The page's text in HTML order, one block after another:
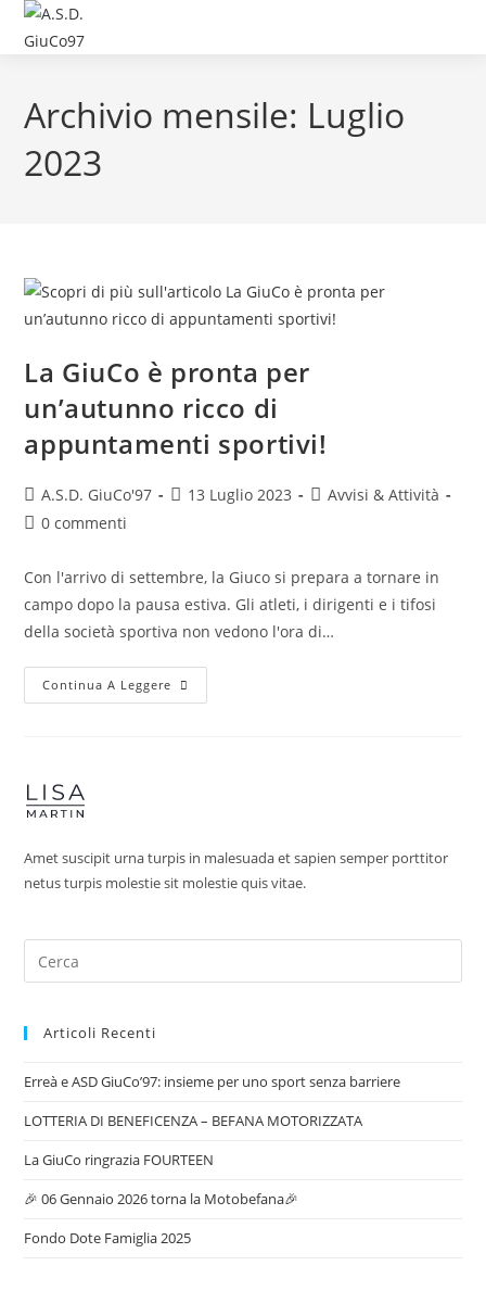
Archivio mensile: Luglio
2023
La GiuCo è pronta per
un’autunno ricco di
appuntamenti sportivi!
A.S.D. GiuCo'97 13 Luglio 2023
Avvisi & Attività
0 commenti
Con l'arrivo di settembre, la Giuco si prepara a tornare in
campo dopo la pausa estiva. Gli atleti, i dirigenti e i tifosi
della società sportiva non vedono l'ora di…
Continua A Leggere
Amet suscipit urna turpis in malesuada et sapien semper porttitor
netus turpis molestie sit molestie quis vitae.
Articoli Recenti
Erreà e ASD GiuCo’97: insieme per uno sport senza barriere
LOTTERIA DI BENEFICENZA – BEFANA MOTORIZZATA
La GiuCo ringrazia FOURTEEN
🎉 06 Gennaio 2026 torna la Motobefana🎉
Fondo Dote Famiglia 2025